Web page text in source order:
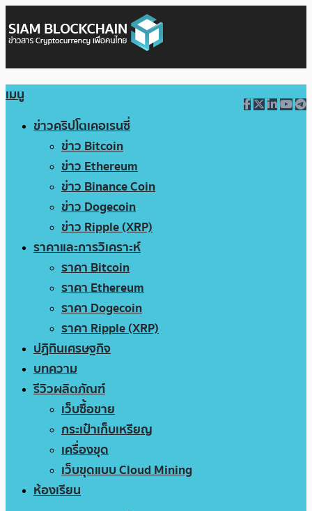
เมนู
ข่าวคริปโตเคอเรนซี่
ข่าว Bitcoin
ข่าว Ethereum
ข่าว Binance Coin
ข่าว Dogecoin
ข่าว Ripple (XRP)
ราคาและการวิเคราะห์
ราคา Bitcoin
ราคา Ethereum
ราคา Dogecoin
ราคา Ripple (XRP)
ปฏิทินเศรษฐกิจ
บทความ
รีวิวผลิตภัณฑ์
เว็บซื้อขาย
กระเป๋าเก็บเหรียญ
เครื่องขุด
เว็บขุดแบบ Cloud Mining
ห้องเรียน